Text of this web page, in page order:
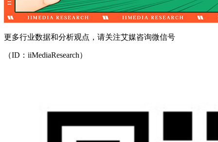
更多行业数据和分析观点，请关注艾媒咨询微信号
（ID：iiMediaResearch）